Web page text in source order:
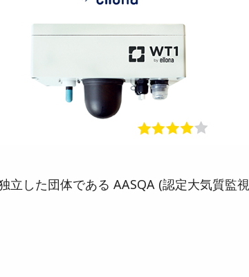
立した団体である AASQA (認定大気質監視